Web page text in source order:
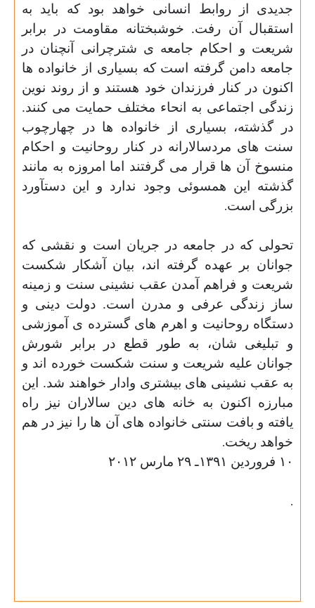
جدیدی از روابط انسانی خواهد بود که باید به
استقبال آن رفت. خوشبختانه مقاومت در برابر
شریعت و احکام جامعه ی شترچرانی آنچنان در
جامعه دامن گرفته است که بسیاری از خانواده ها
اکنون در کنار فرزندان خود هستند و از روند نوین
زندگی اجتماعی به انحاء مختلف حمایت می کنند.
در گذشته، بسیاری از خانواده ها در چهارچوب
سنت های مردسالارانه در کنار روحانیت و احکام
منسوخ آن ها قرار می گرفتند اما امروزه به مانند
گذشته این همسوئی وجود ندار د و این دستآورد
بزرگی است.
تحولی که در جامعه در جریان است و نقشی که
جوانان بر عهده گرفته اند، بیان آشکار شکست
شریعت و فراهم آمدن عقب نشینی سنت و زمینه
ساز زندگی عرفی و مدرن است. دولت دینی و
دستگاه روحانیت و اهرم های گسترده ی آموزشی
و تبلیغی شان، به طور قطع در برابر شورش
جوانان علیه شریعت و سنت شکست خورده اند و
به عقب نشینی های بیشتری وادار خواهند شد. این
مبارزه اکنون به خانه های دین سالاران نیز راه
یافته و بافت سنتی خانواده های آن ها را نیز در هم
خواهد ریخت.
۱۰ فروردین ۱۳۹۱ـ ۲۹ مارس ۲۰۱۲
.